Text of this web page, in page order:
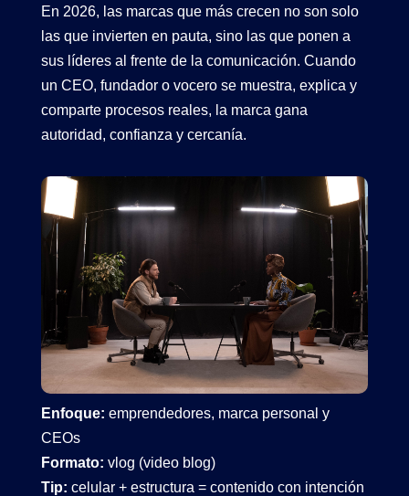
En 2026, las marcas que más crecen no son solo
las que invierten en pauta, sino las que ponen a
sus líderesal frente de la comunicación. Cuando
un CEO, fundador o vocero se muestra, explica y
comparte procesos reales, la marca gana
autoridad, confianza y cercanía.
Enfoque: emprendedores, marca personal y
CEOs
Formato: vlog (video blog)
Tip: celular + estructura = contenido con intención